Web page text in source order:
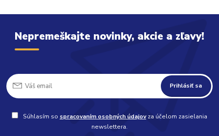
Nepremeškajte novinky, akcie a zľavy!
Prihlásiť sa
Súhlasím so spracovaním osobných údajovza účelom zasielania
newslettera.